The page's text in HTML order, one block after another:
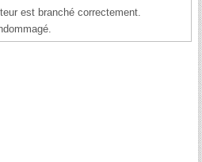
est branché correctement.